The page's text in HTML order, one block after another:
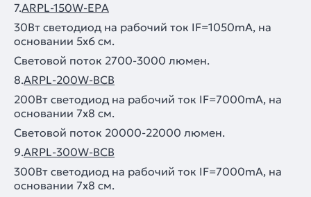
7.ARPL-150W-EPA
30Вт светодиод на рабочий ток IF=1050mA, на
основании 5х6 cм.
Световой поток 2700-3000 люмен.
8.ARPL-200W-BCB
200Вт светодиод на рабочий ток IF=7000mA, на
основании 7х8 cм.
Световой поток 20000-22000 люмен.
9.ARPL-300W-BCB
300Вт светодиод на рабочий ток IF=7000mA, на
основании 7х8 cм.